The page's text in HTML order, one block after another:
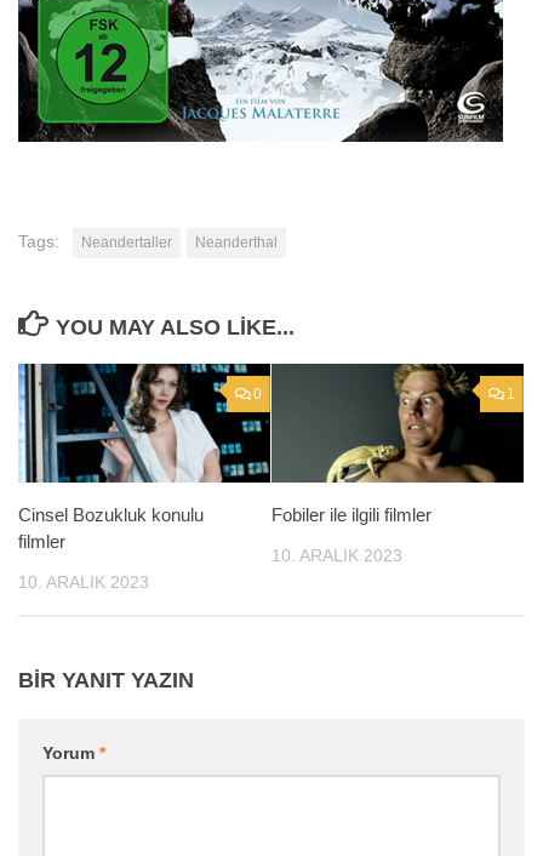
Tags: Neandertaller Neanderthal
YOU MAY ALSO LIKE...
0
Cinsel Bozukluk konulu
filmler
10. ARALIK 2023
1
Fobiler ile ilgili filmler
10. ARALIK 2023
BIR YANIT YAZIN
Yorum *